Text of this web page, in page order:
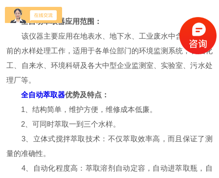
全自动萃取器应用范围：
该仪器主要应用在地表水、地下水、工业废水中含油量测定
前的水样处理工作，适用于各单位部门的环境监测系统，石油化
工、自来水、环境科研及各大中型企业监测室、实验室、污水处
理厂等。
全自动萃取器优势及特点：
1、结构简单，维护方便，维修成本低廉。
2、可同时萃取一到三个水样。
3、立体式搅拌萃取技术：不仅萃取效率高，而且保证了测
量的准确性。
4、自动化程度高：萃取溶剂自动定容，自动进萃取瓶，自